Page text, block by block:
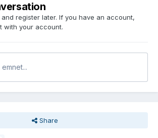
register later. If you have an account,
with your account.
Share